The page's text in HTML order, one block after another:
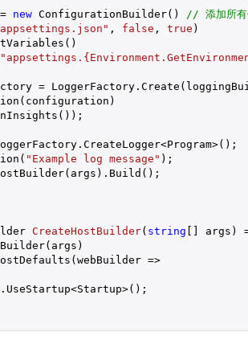
new ConfigurationBuilder()
// 添加所有
, false , true )
=
"Example log message" );
CreateHostBuilder( string [] args )
=>